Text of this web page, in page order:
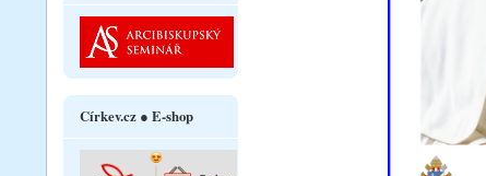
Církev.cz ● E-shop